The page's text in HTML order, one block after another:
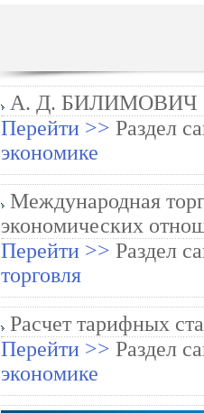
А. Д. БИЛИМОВИЧ
Перейти >> Раздел
экономике
Международная
экономических
Перейти >> Раздел
торговля
Расчет тарифных
Перейти >> Раздел
экономике